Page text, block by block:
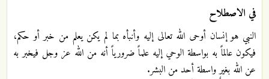
في الاصطلاح
النبي هو إنسان أوحى الله تعالى إليه وأنبأه بما لم يكن يعلم من خبر أو حكم،
فيكون عالماً به بواسطة الوحي إليه علماً ضرورياً أنه من الله عز وجل فيخبر به
عن الله بغير واسطة أحد من البشر.